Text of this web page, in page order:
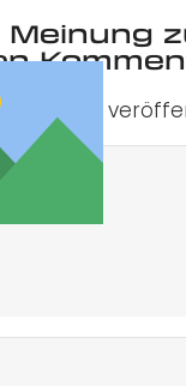
Meinung
wird nicht